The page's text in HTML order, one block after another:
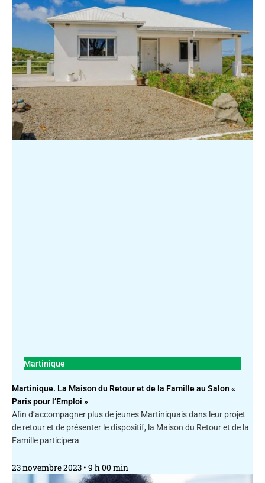
Martinique
Martinique. La Maison du Retour et de la Famille au Salon «
Paris pour l’Emploi »
Afin d’accompagner plus de jeunes Martiniquais dans leur projet
de retour et de présenter le dispositif, la Maison du Retour et de la
Famille participera
23 novembre 2023 9 h 00 min